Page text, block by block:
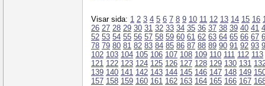
Visar sida: 1 2 3 4 5 6 7 8 9 10 11 12 13 14 15 16
26 27 28 29 30 31 32 33 34 35 36 37 38 39 40 41
52 53 54 55 56 57 58 59 60 61 62 63 64 65 66 67
78 79 80 81 82 83 84 85 86 87 88 89 90 91 92 93
102 103 104 105 106 107 108 109 110 111 112 113
121 122 123 124 125 126 127 128 129 130 131
139 140 141 142 143 144 145 146 147 148 149
157 158 159 160 161 162 163 164 165 166 167